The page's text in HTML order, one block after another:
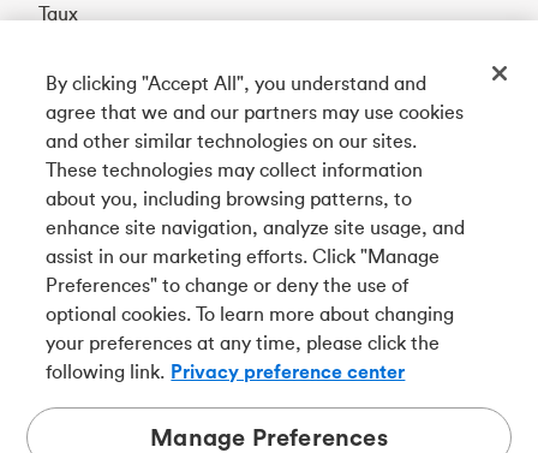
Taux
English
Téléchargez notre appli
Connectez-vous avec nous
Tangerine est le nom commercial de la Banque Tangerine,
une filiale en propriété exclusive de La Banque de
Nouvelle-Écosse etmembre à part entière de la SADC
By clicking "Accept All", you understand and
agree that we and our partners may use cookies
and other similar technologies on our sites.
These technologies may collect information
about you, including browsing patterns, to
enhance site navigation, analyze site usage, and
assist in our marketing efforts. Click "Manage
Preferences" to change or deny the use of
optional cookies. To learn more about changing
your preferences at any time, please click the
following link. Privacy preference center
Manage Preferences